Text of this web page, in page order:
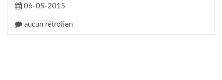
06-05-2015
aucun rétrolien